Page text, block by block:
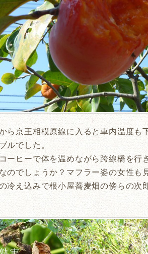
ら京王相模原線に入ると車内温度も
ルでした。
ーヒーで体を温めながら跨線橋を行
のでしょうか？マフラー姿の女性も
冷え込みで根小屋蕎麦畑の傍らの次